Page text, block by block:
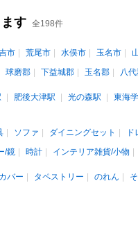
す 全198件
市 荒尾市 水俣市 玉名市
球磨郡 下益城郡 玉名郡 八
肥後大津駅 光の森駅 東海
ソファ ダイニングセット
/鏡 時計 インテリア雑貨/小物
カバー タペストリー のれん